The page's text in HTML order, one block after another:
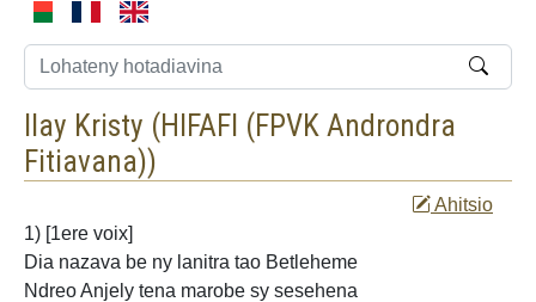
Ilay Kristy (HIFAFI (FPVK Androndra
Fitiavana))
Ahitsio
1) [1ere voix]
Dia nazava be ny lanitra tao Betleheme
Ndreo Anjely tena marobe sy sesehena